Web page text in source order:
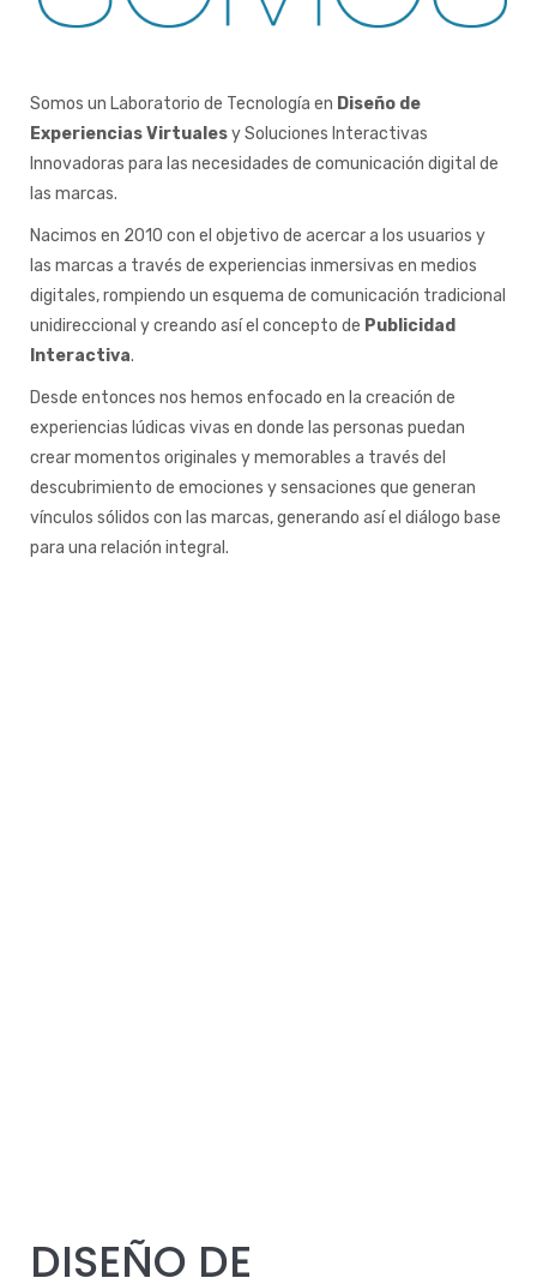
Somos un Laboratorio de Tecnología en Diseño de
Experiencias Virtualesy Soluciones Interactivas
Innovadoras para las necesidades de comunicación digital de
las marcas.
Nacimos en 2010 con el objetivo de acercar a los usuarios y
las marcas a través de experiencias inmersivas en medios
digitales, rompiendo un esquema de comunicación tradicional
unidireccional y creando así el concepto de Publicidad
Interactiva.
Desde entonces nos hemos enfocado en la creación de
experiencias lúdicas vivas en donde las personas puedan
crear momentos originales y memorables a través del
descubrimiento de emociones y sensaciones que generan
vínculos sólidos con las marcas, generando así el diálogo base
para una relación integral.
DISEÑO DE